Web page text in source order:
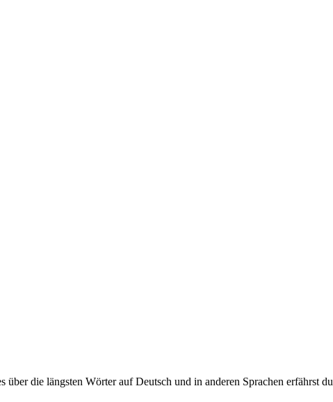
über die längsten Wörter auf Deutsch und in anderen Sprachen erfährst du